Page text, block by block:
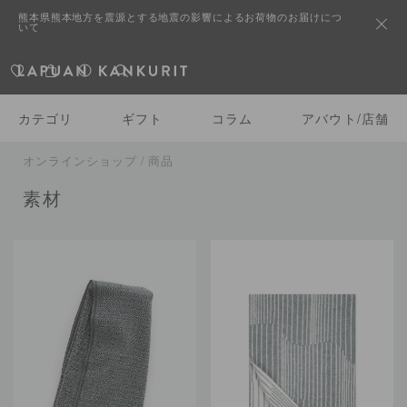
熊本県熊本地方を震源とする地震の影響によるお荷物のお届けにつ
いて
カテゴリ ギフト コラム アバウト/店舗
オンラインショップ / 商品
素材